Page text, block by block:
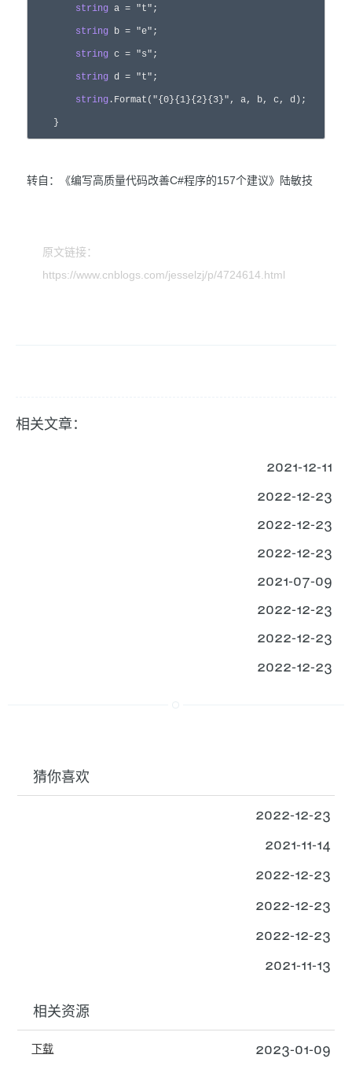
string a = "t" ;
string b = "e" ;
string c = "s" ;
string d = "t" ;
string .Format( "{0}{1}{2}{3}" , a, b, c, d);
    }
转自：《编写高质量代码改善C#程序的157个建议》陆敏技
原文链接：
https://www.cnblogs.com/jesselzj/p/4724614.html
相关文章：
2021-12-11
2022-12-23
2022-12-23
2022-12-23
2021-07-09
2022-12-23
2022-12-23
2022-12-23
猜你喜欢
2022-12-23
2021-11-14
2022-12-23
2022-12-23
2022-12-23
2021-11-13
相关资源
下载 2023-01-09